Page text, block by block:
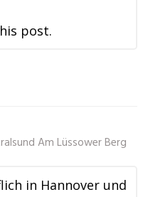
post.
Am Lüssower Berg
in Hannover und